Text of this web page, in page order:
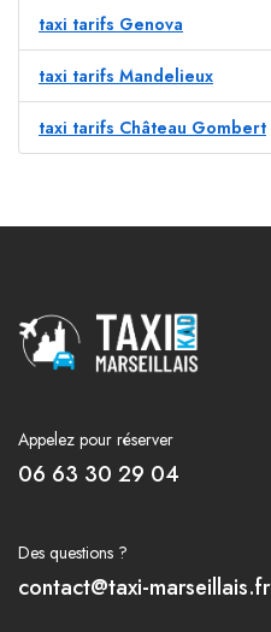
taxi tarifs Genova
taxi tarifs Mandelieux
taxi tarifs Château Gombert
Appelez pour réserver
06 63 30 29 04
Des questions ?
contact@taxi-marseillais.fr